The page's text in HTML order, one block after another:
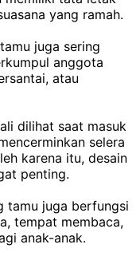
yang ramah.
juga sering
anggota
atau
dilihat saat masuk
selera
karena itu, desain
penting.
tamu juga berfungsi
tempat membaca,
anak-anak.